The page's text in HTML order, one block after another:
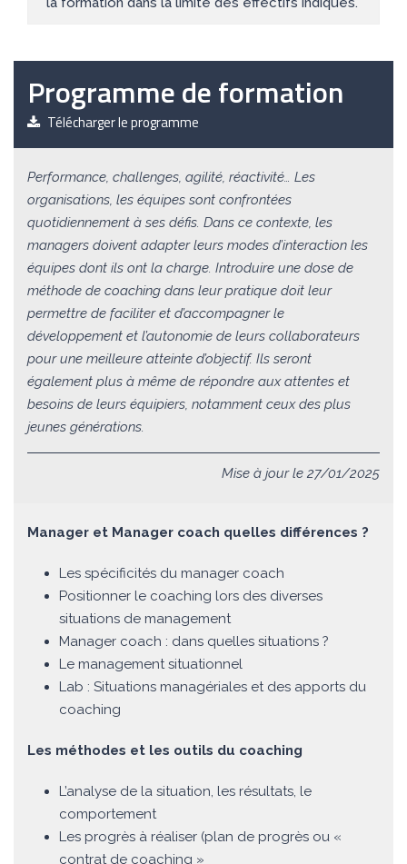
Programme de formation
Télécharger le programme
Performance, challenges, agilité, réactivité… Les
organisations, les équipes sont confrontées
quotidiennement à ses défis. Dans ce contexte, les
managers doivent adapter leurs modes d’interaction les
équipes dont ils ont la charge. Introduire une dose de
méthode de coaching dans leur pratique doit leur
permettre de faciliter et d’accompagner le
développement et l’autonomie de leurs collaborateurs
pour une meilleure atteinte d’objectif. Ils seront
également plus à même de répondre aux attentes et
besoins de leurs équipiers, notamment ceux des plus
jeunes générations.
Mise à jour le 27/01/2025
Manager et Manager coach quelles différences ?
Les spécificités du manager coach
Positionner le coaching lors des diverses
situations de management
Manager coach : dans quelles situations ?
Le management situationnel
Lab : Situations managériales et des apports du
coaching
Les méthodes et les outils du coaching
L’analyse de la situation, les résultats, le
comportement
Les progrès à réaliser (plan de progrès ou «
contrat de coaching »